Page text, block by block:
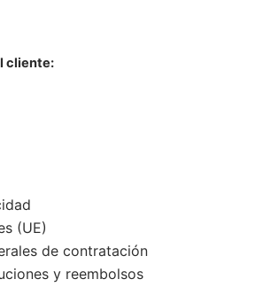
cliente:
(UE)
de contratación
y reembolsos